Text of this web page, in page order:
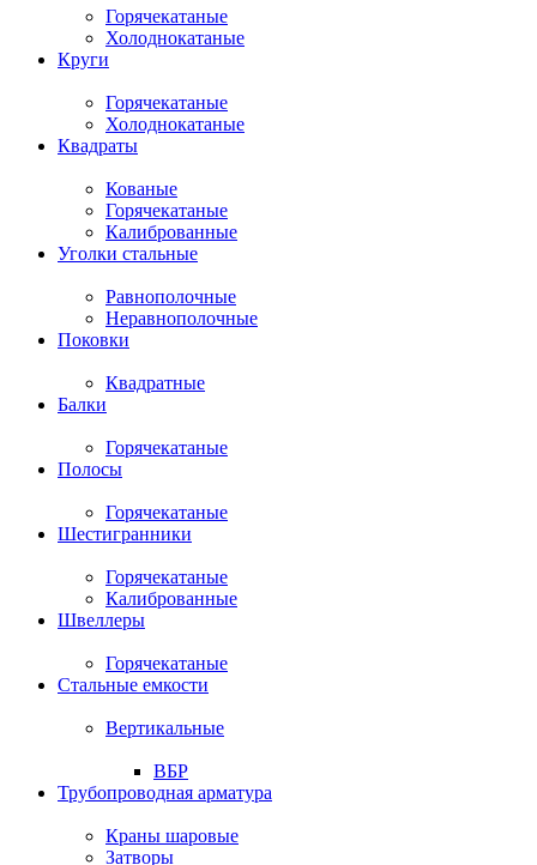
Горячекатаные
Холоднокатаные
Круги
Горячекатаные
Холоднокатаные
Квадраты
Кованые
Горячекатаные
Калиброванные
Уголки стальные
Равнополочные
Неравнополочные
Поковки
Квадратные
Балки
Горячекатаные
Полосы
Горячекатаные
Шестигранники
Горячекатаные
Калиброванные
Швеллеры
Горячекатаные
Стальные емкости
Вертикальные
ВБР
Трубопроводная арматура
Краны шаровые
Затворы